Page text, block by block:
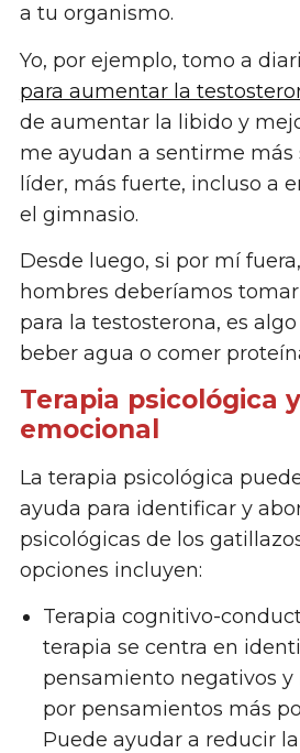
a tu organismo.
Yo, por ejemplo, tomo a
para aumentar la
de aumentar la libido y
me ayudan a sentirme más
líder, más fuerte, incluso a
el gimnasio.
Desde luego, si por mí
hombres deberíamos
para la testosterona, es
beber agua o comer
Terapia psicológica
emocional
La terapia psicológica
ayuda para identificar y
psicológicas de los
opciones incluyen:
Terapia cognitivo-
terapia se centra en
pensamiento negativos y
por pensamientos más
Puede ayudar a reducir